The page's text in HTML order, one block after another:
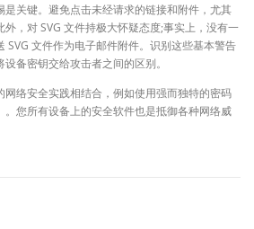
关键。避免点击未经请求的链接和附件，尤其
，对 SVG 文件持极大怀疑态度;事实上，没有一
SVG 文件作为电子邮件附件。识别这些基本警告
备密钥交给攻击者之间的区别。
网络安全实践相结合，例如使用强而独特的密码
。您所有设备上的安全软件也是抵御各种网络威